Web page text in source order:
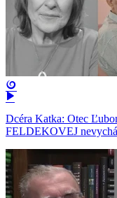
Dcéra Katka: Otec
FELDEKOVEJ